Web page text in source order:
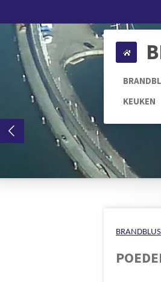
direct
naar
hoofdinhoud
KEUKEN